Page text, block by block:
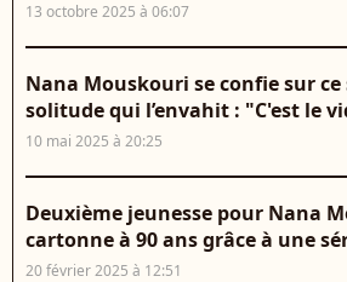
13 octobre 2025 à 06:07
Nana Mouskouri se confie sur
solitude qui l’envahit : "C'est le
10 mai 2025 à 20:25
Deuxième jeunesse pour Nana
cartonne à 90 ans grâce à une
20 février 2025 à 12:51